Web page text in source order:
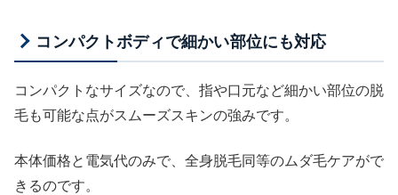
コンパクトボディで細かい部位にも対応
コンパクトなサイズなので、指や口元など細かい部位の脱
毛も可能な点がスムーズスキンの強みです。
本体価格と電気代のみで、全身脱毛同等のムダ毛ケアがで
きるのです。